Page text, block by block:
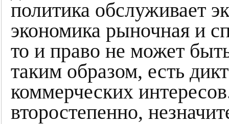
политика обслуживает
экономика рыночная и
то и право не может
таким образом, есть
коммерческих
второстепенно,